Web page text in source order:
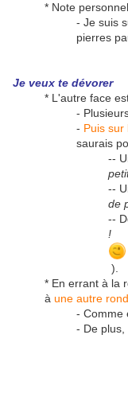
* Note
- Je suis
pierres
Je veux te dévorer
* L'autre face
-
- Puis sur
saurais
--
--
de
--
!
).
* En errant à la
à une autre
- Comme
- De